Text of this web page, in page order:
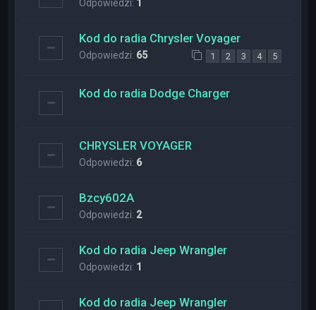
Odpowiedzi: 1
Kod do radia Chrysler Voyager
Odpowiedzi: 65 1 2 3 4 5
Kod do radia Dodge Charger
CHRYSLER VOYAGER
Odpowiedzi: 6
Bzcy602A
Odpowiedzi: 2
Kod do radia Jeep Wrangler
Odpowiedzi: 1
Kod do radia Jeep Wrangler